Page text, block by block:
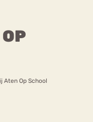
Aten Op School